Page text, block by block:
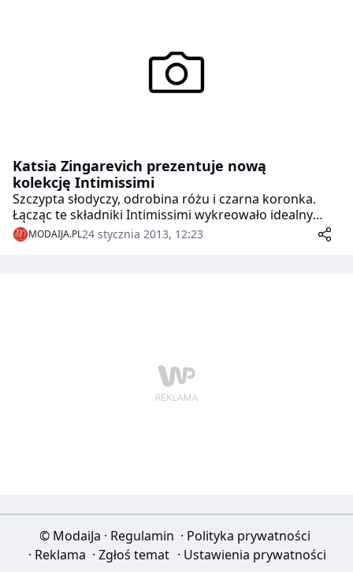
Katsia Zingarevich prezentuje nową
kolekcję Intimissimi
Szczypta słodyczy, odrobina różu i czarna koronka.
Łącząc te składniki Intimissimi wykreowało idealny
zestaw bielizny na romantyczny wieczór…
MODAIJA.PL24 stycznia 2013, 12:23
© ModaiJa · Regulamin · Polityka prywatności
· Reklama · Zgłoś temat · Ustawienia prywatności